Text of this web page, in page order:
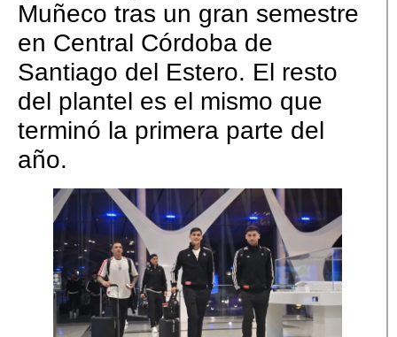
Muñeco tras un gran semestre
en Central Córdoba de
Santiago del Estero. El resto
del plantel es el mismo que
terminó la primera parte del
año.